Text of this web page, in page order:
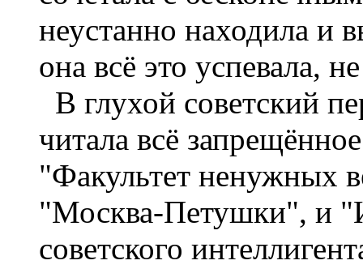
неустанно находила и
она всё это успевала,
В глухой советский
читала всё
"Факультет ненужных
"Москва-Петушки", и
советского